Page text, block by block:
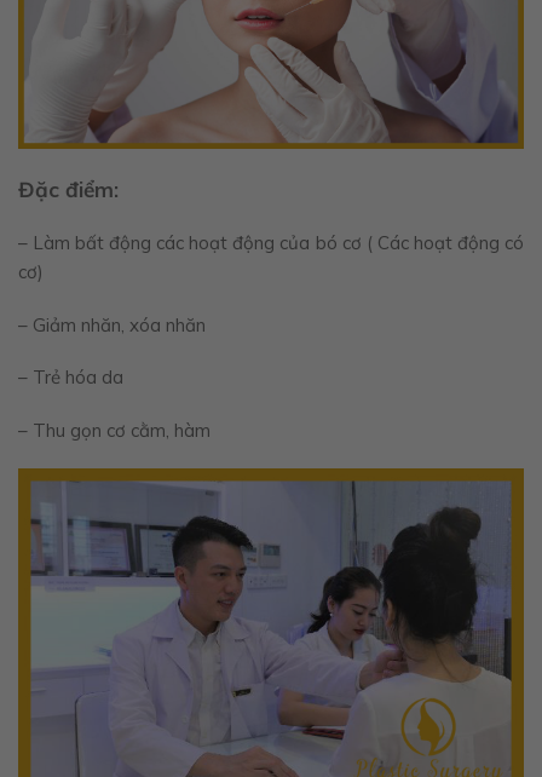
Đặc điểm:
– Làm bất động các hoạt động của bó cơ ( Các hoạt động có
cơ)
– Giảm nhăn, xóa nhăn
– Trẻ hóa da
– Thu gọn cơ cằm, hàm